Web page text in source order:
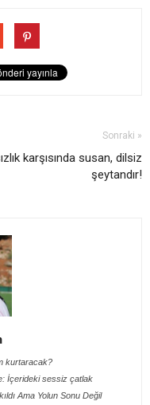
Sonraki »
karşısında susan, dilsiz
şeytandır!
kurtaracak?
İçerideki sessiz çatlak
Ama Yolun Sonu Değil